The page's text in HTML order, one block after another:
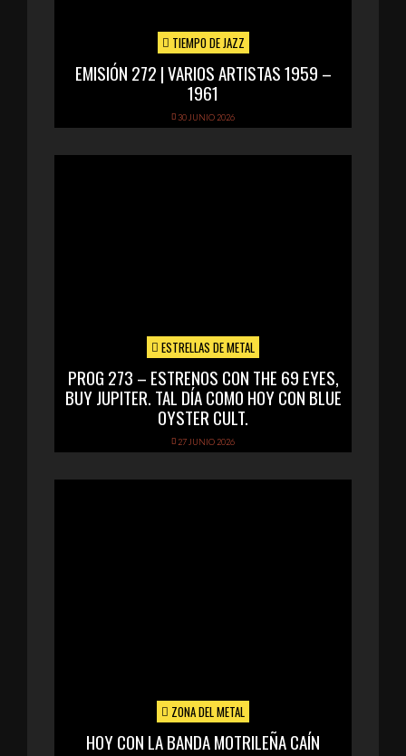
TIEMPO DE JAZZ
EMISIÓN 272 | VARIOS ARTISTAS 1959 –
1961
30 JUNIO 2026
ESTRELLAS DE METAL
PROG 273 – ESTRENOS CON THE 69 EYES,
BUY JUPITER. TAL DÍA COMO HOY CON BLUE
OYSTER CULT.
27 JUNIO 2026
ZONA DEL METAL
HOY CON LA BANDA MOTRILEÑA CAÍN